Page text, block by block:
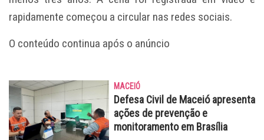
rapidamente começou a circular nas redes sociais.
O conteúdo continua após o anúncio
MACEIÓ
Defesa Civil de Maceió apresenta
ações de prevenção e
monitoramento em Brasília